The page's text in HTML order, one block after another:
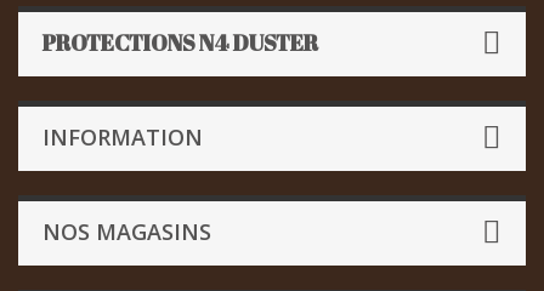
PROTECTIONS N4 DUSTER
INFORMATION
NOS MAGASINS